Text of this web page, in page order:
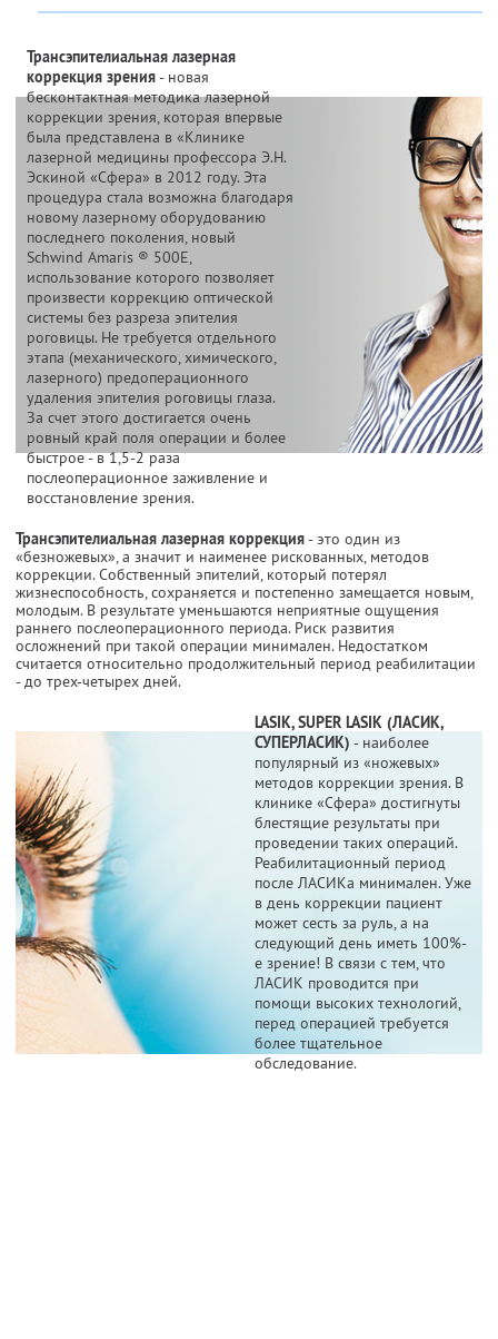
Трансэпителиальная лазерная
коррекция зрения- новая
бесконтактная методика лазерной
коррекции зрения, которая впервые
была представлена в «Клинике
лазерной медицины профессора Э.Н.
Эскиной «Сфера» в 2012 году. Эта
процедура стала возможна благодаря
новому лазерному оборудованию
последнего поколения, новый
Schwind Amaris ® 500E,
использование которого позволяет
произвести коррекцию оптической
системы без разреза эпителия
роговицы. Не требуется отдельного
этапа (механического, химического,
лазерного) предоперационного
удаления эпителия роговицы глаза.
За счет этого достигается очень
ровный край поля операции и более
быстрое - в 1,5-2 раза
послеоперационное заживление и
восстановление зрения.
Трансэпителиальная лазерная коррекция- это один из
«безножевых», а значит и наименее рискованных, методов
коррекции. Собственный эпителий, который потерял
жизнеспособность, сохраняется и постепенно замещается новым,
молодым. В результате уменьшаются неприятные ощущения
раннего послеоперационного периода. Риск развития
осложнений при такой операции минимален. Недостатком
считается относительно продолжительный период реабилитации
- до трех-четырех дней.
LASIK, SUPER LASIK (ЛАСИК,
СУПЕРЛАСИК) - наиболее
популярный из «ножевых»
методов коррекции зрения. В
клинике «Сфера» достигнуты
блестящие результаты при
проведении таких операций.
Реабилитационный период
после ЛАСИКа минимален. Уже
в день коррекции пациент
может сесть за руль, а на
следующий день иметь 100%-
е зрение! В связи с тем, что
ЛАСИК проводится при
помощи высоких технологий,
перед операцией требуется
более тщательное
обследование.